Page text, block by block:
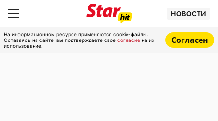
НОВОСТИ
На информационном ресурсе применяются cookie-файлы.
Оставаясь на сайте, вы подтверждаете свое согласие на их
использование.
Согласен